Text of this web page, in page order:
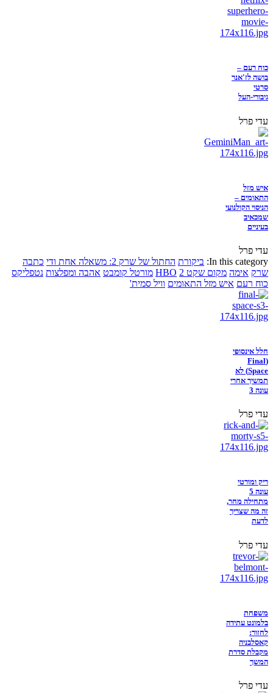
כוח רעם –
בושה לז'אנר
סרטי
גיבורי-העל
עדי פרל
איש מזל
התאומים –
הניסוי הקולנועי
שמכאיב
בעיניים
עדי פרל
In this category: ביקורת החתול של שרק 2: משאלה אחת ודי
כתבה
שרק אימה מקום שקט 2 HBO מורטל קומבט אהבה ומפלצות נטפליקס
כוח רעם איש מזל התאומים וויל סמית'
חלל אינסופי
(Final
Space) לא
תמשיך אחרי
עונה 3
עדי פרל
ריק ומורטי
עונה 5
מתחילה מחר,
זה מה שצריך
לדעת
עדי פרל
משפחת
בלמונט עתידה
לחזור:
קאסלבניה
מקבלת סדרת
המשך
עדי פרל